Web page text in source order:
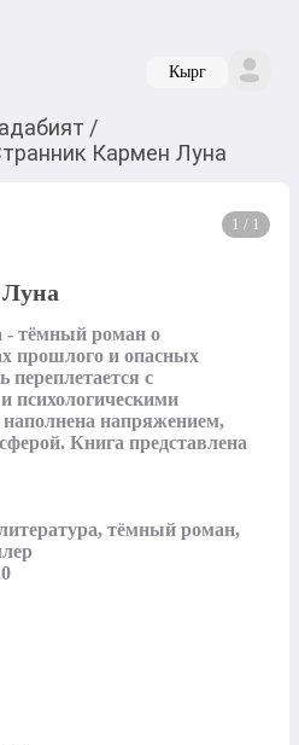
Кырг
/
Кармен Луна
1 / 1
тёмный роман о
прошлого и опасных
переплетается с
психологическими
напряжением,
Книга представлена
тёмный роман,